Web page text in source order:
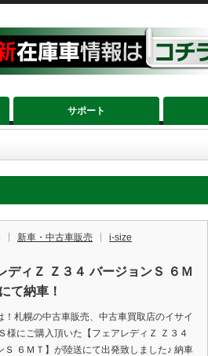
サポート
新車・中古車販売 i-size
ディＺ Ｚ３４ バージョンＳ ６Ｍ
て納車！
！札幌の中古車販売、中古車買取店のイサイ
様にご購入頂いた【フェアレディＺ Ｚ３４
Ｓ ６ＭＴ】が陸送にて出発致しました♪ 納車